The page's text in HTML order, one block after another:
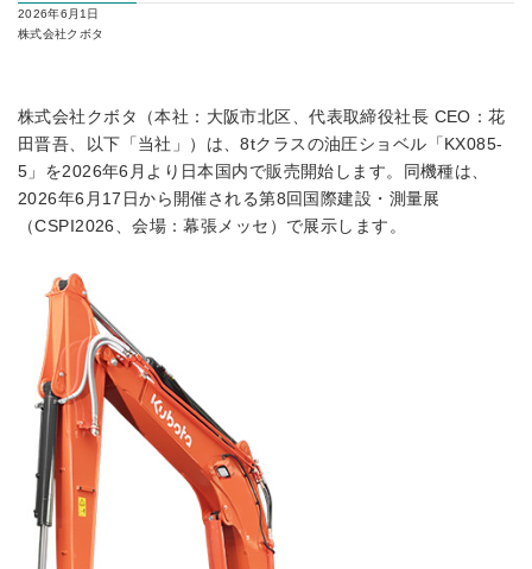
2026年6月1日
株式会社クボタ
株式会社クボタ（本社：大阪市北区、代表取締役社長 CEO：花
田晋吾、以下「当社」）は、8tクラスの油圧ショベル「KX085-
5」を2026年6月より日本国内で販売開始します。同機種は、
2026年6月17日から開催される第8回国際建設・測量展
（CSPI2026、会場：幕張メッセ）で展示します。